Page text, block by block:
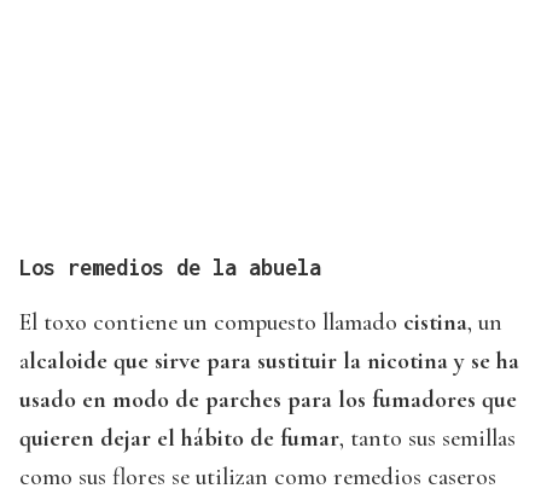
Los remedios de la abuela
El toxo contiene un compuesto llamado cistina, un
alcaloide que sirve para sustituir la nicotina y se ha
usado en modo de parches para los fumadores que
quieren dejar el hábito de fumar, tanto sus semillas
como sus flores se utilizan como remedios caseros